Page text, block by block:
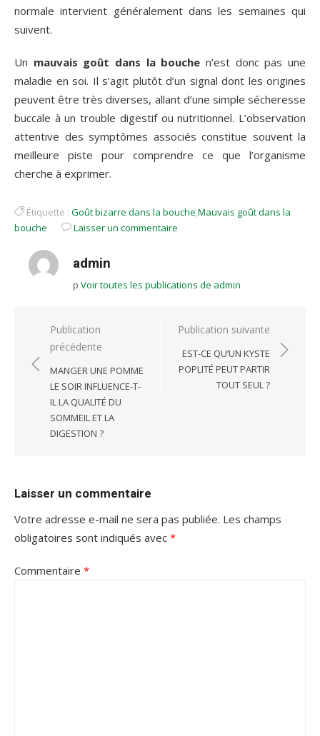
normale intervient généralement dans les semaines qui
suivent.
Un mauvais goût dans la bouche n’est donc pas une
maladie en soi. Il s’agit plutôt d’un signal dont les origines
peuvent être très diverses, allant d’une simple sécheresse
buccale à un trouble digestif ou nutritionnel. L’observation
attentive des symptômes associés constitue souvent la
meilleure piste pour comprendre ce que l’organisme
cherche à exprimer.
Étiquette : Goût bizarre dans la bouche,Mauvais goût dans la
bouche
Laisser un commentaire
admin
p Voir toutes les publications de admin
Navigation
l’article
Publication
précédente
MANGER UNE POMME
LE SOIR INFLUENCE-T-
IL LA QUALITÉ DU
SOMMEIL ET LA
DIGESTION ?
Publication suivante
EST-CE QU’UN KYSTE
POPLITÉ PEUT PARTIR
TOUT SEUL ?
Laisser un commentaire
Votre adresse e-mail ne sera pas publiée. Les champs
obligatoires sont indiqués avec *
Commentaire *